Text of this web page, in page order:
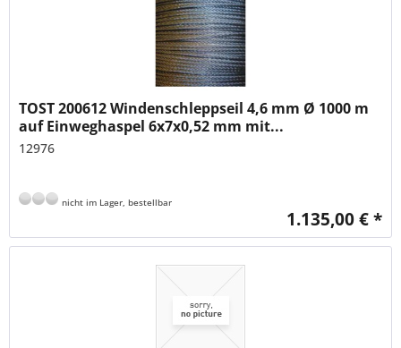
TOST 200612 Windenschleppseil 4,6 mm Ø 1000 m
auf Einweghaspel 6x7x0,52 mm mit...
12976
nicht im Lager, bestellbar
1.135,00 € *